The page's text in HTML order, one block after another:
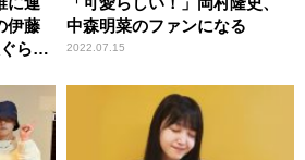
伊藤
らい
中森明菜のファンになる
2022.07.15